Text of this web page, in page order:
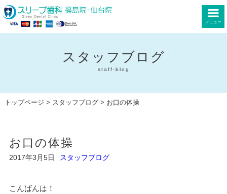
メニュー
スタッフブログ
staff-blog
トップページ > スタッフブログ> お口の体操
お口の体操
2017年3月5日 スタッフブログ
こんばんは！